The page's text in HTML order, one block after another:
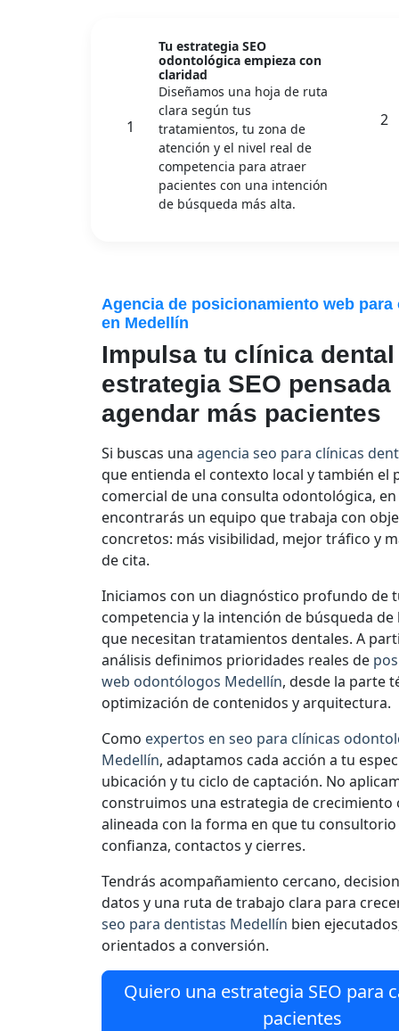
1
Tu estrategia SEO
odontológica empieza con
claridad
Diseñamos una hoja de ruta
clara según tus
tratamientos, tu zona de
atención y el nivel real de
competencia para atraer
pacientes con una intención
de búsqueda más alta.
2
Agencia de posicionamiento web
en Medellín
Impulsa tu clínica
estrategia SEO pensada
agendar más pacientes
Si buscas una agencia seo para clínicas
que entienda el contexto local y también el
comercial de una consulta odontológica,
encontrarás un equipo que trabaja con
concretos: más visibilidad, mejor tráfico y
de cita.
Iniciamos con un diagnóstico profundo de
competencia y la intención de búsqueda de
que necesitan tratamientos dentales. A
análisis definimos prioridades reales de
web odontólogos Medellín, desde la parte
optimización de contenidos y arquitectura.
Como expertos en seo para clínicas
Medellín, adaptamos cada acción a tu
ubicación y tu ciclo de captación. No
construimos una estrategia de crecimiento
alineada con la forma en que tu
confianza, contactos y cierres.
Tendrás acompañamiento cercano,
datos y una ruta de trabajo clara para
seo para dentistas Medellín bien
orientados a conversión.
Quiero una estrategia SEO para
pacientes